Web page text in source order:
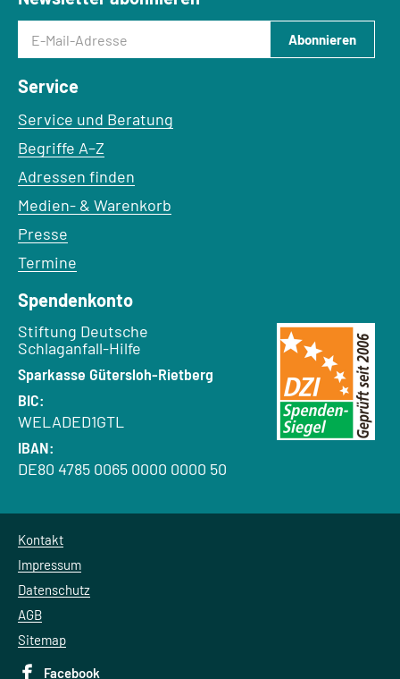
E-Mail-Adresse
Abonnieren
Service
Service und Beratung
Begriffe A–Z
Adressen finden
Medien- & Warenkorb
Presse
Termine
Spendenkonto
Empfänger:
Stiftung Deutsche
Schlaganfall-Hilfe
Bank:
Sparkasse Gütersloh-Rietberg
BIC:
WELADED1GTL
IBAN:
DE80 4785 0065 0000 0000 50
Kontakt
Impressum
Datenschutz
AGB
Sitemap
Facebook